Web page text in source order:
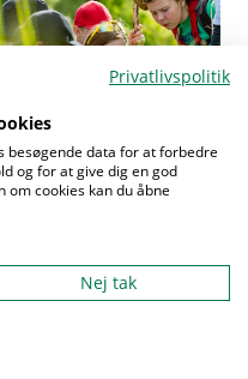
Demos Cratos
Privatlivspolitik
besøgende data for at forbedre
og for at give dig en god
cookies kan du åbne
Nej tak